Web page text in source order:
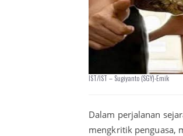
IST/IST – Sugiyanto (SGY)-Emik
Dalam perjalanan
mengkritik penguasa,